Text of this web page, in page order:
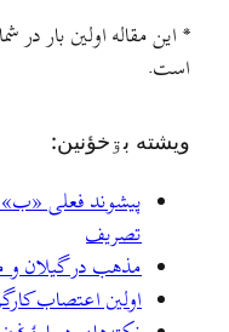
* این مقاله اولین بار در
است.
ويشته بۊخؤنين:
پیشوند فعلی «ب»
تصریف
مذهب در گیلان و
اولین اعتصاب